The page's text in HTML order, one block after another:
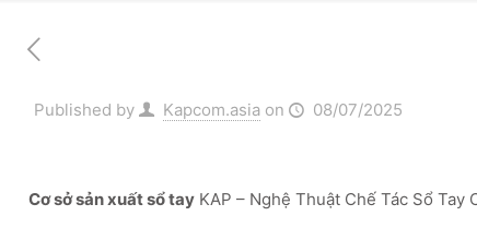
Published by Kapcom.asia on 08/07/2025
Cơ sở sản xuất sổ tayKAP – Nghệ Thuật Chế Tác Sổ Tay